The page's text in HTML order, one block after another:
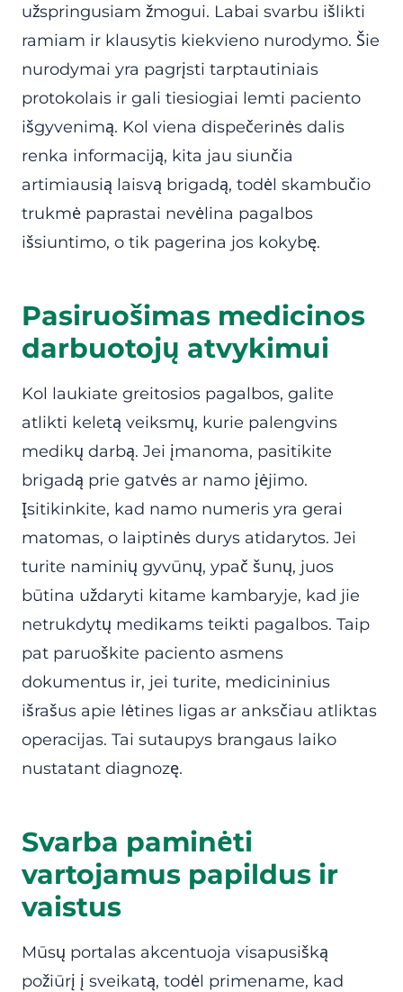
užspringusiam žmogui. Labai svarbu išlikti
ramiam ir klausytis kiekvieno nurodymo. Šie
nurodymai yra pagrįsti tarptautiniais
protokolais ir gali tiesiogiai lemti paciento
išgyvenimą. Kol viena dispečerinės dalis
renka informaciją, kita jau siunčia
artimiausią laisvą brigadą, todėl skambučio
trukmė paprastai nevėlina pagalbos
išsiuntimo, o tik pagerina jos kokybę.
Pasiruošimas medicinos
darbuotojų atvykimui
Kol laukiate greitosios pagalbos, galite
atlikti keletą veiksmų, kurie palengvins
medikų darbą. Jei įmanoma, pasitikite
brigadą prie gatvės ar namo įėjimo.
Įsitikinkite, kad namo numeris yra gerai
matomas, o laiptinės durys atidarytos. Jei
turite naminių gyvūnų, ypač šunų, juos
būtina uždaryti kitame kambaryje, kad jie
netrukdytų medikams teikti pagalbos. Taip
pat paruoškite paciento asmens
dokumentus ir, jei turite, medicininius
išrašus apie lėtines ligas ar anksčiau atliktas
operacijas. Tai sutaupys brangaus laiko
nustatant diagnozę.
Svarba paminėti
vartojamus papildus ir
vaistus
Mūsų portalas akcentuoja visapusišką
požiūrį į sveikatą, todėl primename, kad